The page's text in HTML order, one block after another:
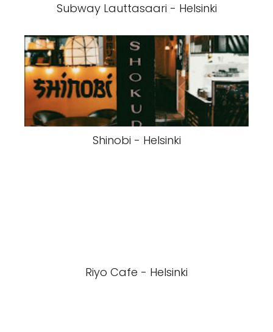
Subway Lauttasaari - Helsinki
Shinobi - Helsinki
Riyo Cafe - Helsinki